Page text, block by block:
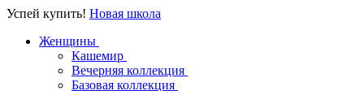
Успей купить! Новая школа
Женщины
Кашемир
Вечерняя коллекция
Базовая коллекция